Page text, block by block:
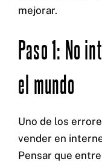
mejorar.
Paso 1: No
el mundo
Uno de los
vender en
Pensar que